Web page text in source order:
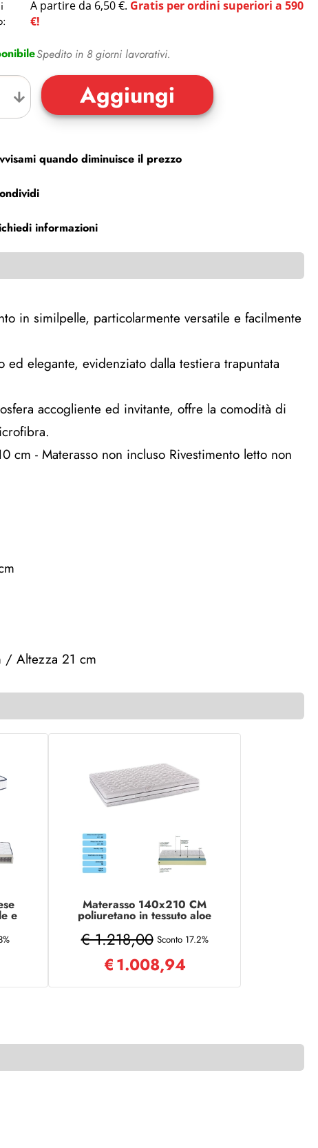
A partire da 6,50 €. Gratis per ordini superiori a 590
€!
Spedito in 8 giorni lavorativi.
quando diminuisce il prezzo
informazioni
in similpelle, particolarmente versatile e facilmente
elegante, evidenziato dalla testiera trapuntata
accogliente ed invitante, offre la comodità di
- Materasso non incluso Rivestimento letto non
/ Altezza 21 cm
e
Materasso 140x210 CM
poliuretano in tessuto aloe
€ 1.218,00 Sconto 17.2%
€1.008,94